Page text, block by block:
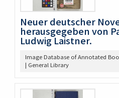
Neuer deutscher
herausgegeben von
Ludwig Laistner.
Image Database of Annotated
| General Library